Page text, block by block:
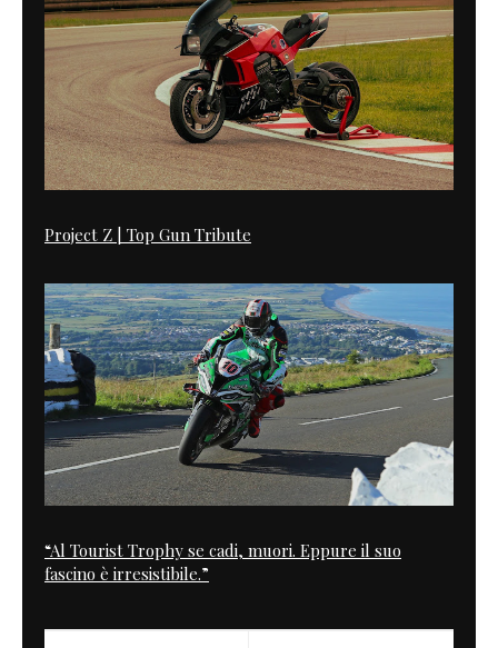
Project Z | Top Gun Tribute
“Al Tourist Trophy se cadi, muori. Eppure il suo
fascino è irresistibile.”